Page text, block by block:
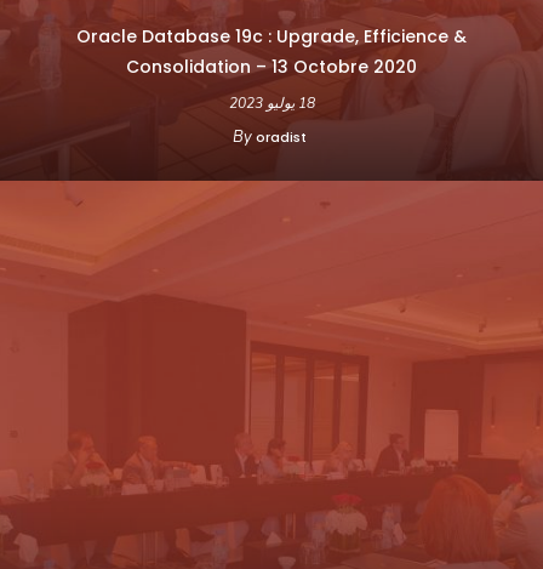
Oracle Database 19c : Upgrade, Efficience &
Consolidation – 13 Octobre 2020
18 يوليو 2023
By oradist